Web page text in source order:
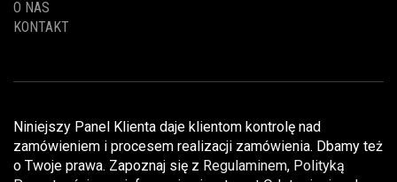
O NAS
KONTAKT
Niniejszy Panel Klienta daje klientom kontrolę nad
zamówieniem i procesem realizacji zamówienia. Dbamy też
o Twoje prawa. Zapoznaj się z Regulaminem, Polityką